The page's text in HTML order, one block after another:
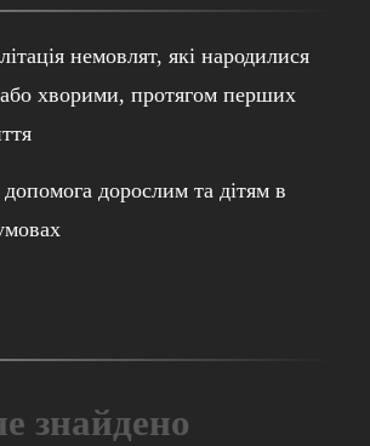
немовлят, які народилися
хворими, протягом перших
допомога дорослим та дітям в
знайдено